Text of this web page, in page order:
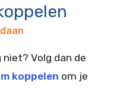
Volg dan de
koppelen om je